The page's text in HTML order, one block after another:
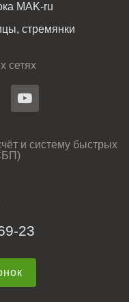
MAK-ru
стремянки
сетях
и систему быстрых
23